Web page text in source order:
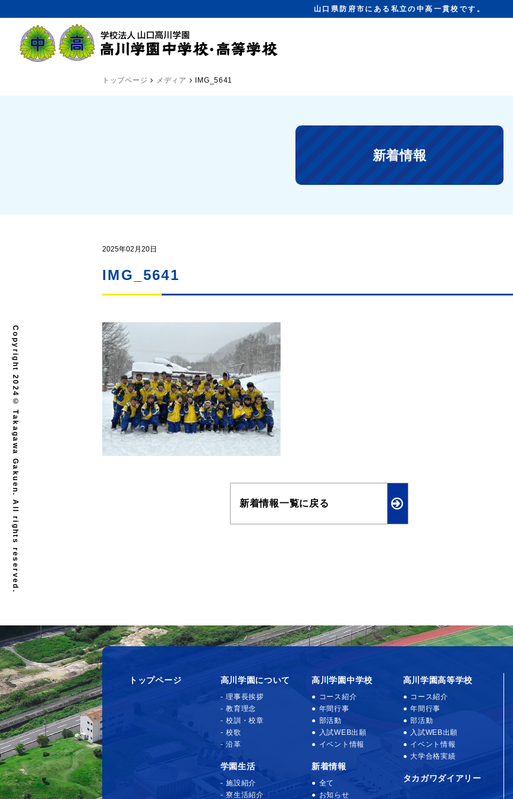
山口県防府市にある私立の中高一貫校です。
トップページ メディア IMG_5641
新着情報
2025年02月20日
IMG_5641
新着情報一覧に戻る
トップページ 高川学園について
理事長挨拶
教育理念
校訓・校章
校歌
沿革
学園生活
施設紹介
寮生活紹介
高川学園中学校
コース紹介
年間行事
部活動
入試WEB出願
イベント情報
新着情報
全て
お知らせ
高川学園高等学校
コース紹介
年間行事
部活動
入試WEB出願
イベント情報
大学合格実績
タカガワダイアリー
Copyright 2024© Takagawa Gakuen. All rights reserved.